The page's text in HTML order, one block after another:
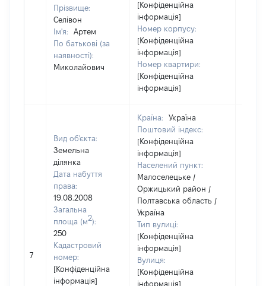
Прізвище:
Селівон
Ім'я:
Артем
По батькові (за
наявності):
Миколайович
[Конфіденційна
інформація]
Номер корпусу:
[Конфіденційна
інформація]
Номер квартири:
[Конфіденційна
інформація]
7
Вид об'єкта:
Земельна
ділянка
Дата набуття
права:
19.08.2008
Загальна
площа (м2):
250
Кадастровий
номер:
[Конфіденційна
інформація]
Країна:
Україна
Поштовий індекс:
[Конфіденційна
інформація]
Населений пункт:
Малоселецьке /
Оржицький район /
Полтавська область /
Україна
Тип вулиці:
[Конфіденційна
інформація]
Вулиця:
[Конфіденційна
інформація]